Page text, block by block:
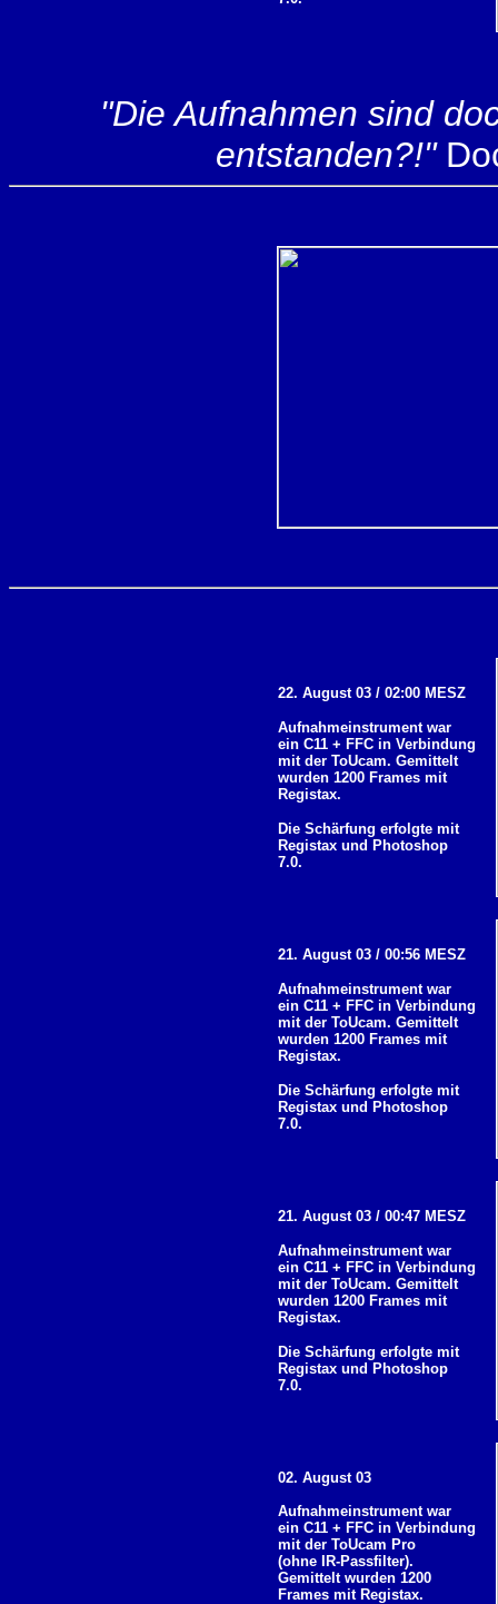
"Die Aufnahmen sind
entstanden?!"
22. August 03 / 02:00 MESZ
Aufnahmeinstrument war
ein C11 + FFC in Verbindung
mit der ToUcam. Gemittelt
wurden 1200 Frames mit
Registax.
Die Schärfung erfolgte mit
Registax und Photoshop
7.0.
21. August 03 / 00:56 MESZ
Aufnahmeinstrument war
ein C11 + FFC in Verbindung
mit der ToUcam. Gemittelt
wurden 1200 Frames mit
Registax.
Die Schärfung erfolgte mit
Registax und Photoshop
7.0.
21. August 03 / 00:47 MESZ
Aufnahmeinstrument war
ein C11 + FFC in Verbindung
mit der ToUcam. Gemittelt
wurden 1200 Frames mit
Registax.
Die Schärfung erfolgte mit
Registax und Photoshop
7.0.
02. August 03
Aufnahmeinstrument war
ein C11 + FFC in Verbindung
mit der ToUcam Pro
(ohne IR-Passfilter).
Gemittelt wurden 1200
Frames mit Registax.